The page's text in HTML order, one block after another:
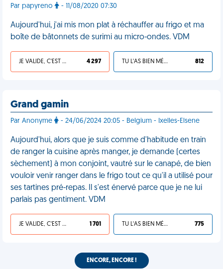
Par papyreno - 11/08/2020 07:30
Aujourd'hui, j'ai mis mon plat à réchauffer au frigo et ma
boîte de bâtonnets de surimi au micro-ondes. VDM
JE VALIDE, C'EST UNE VDM 4 297 TU L'AS BIEN MÉRITÉ 812
Grand gamin
Par Anonyme - 24/06/2024 20:05 - Belgium - Ixelles-Elsene
Aujourd'hui, alors que je suis comme d'habitude en train
de ranger la cuisine après manger, je demande (certes
sèchement) à mon conjoint, vautré sur le canapé, de bien
vouloir venir ranger dans le frigo tout ce qu'il a utilisé pour
ses tartines pré-repas. Il s'est énervé parce que je ne lui
parlais pas gentiment. VDM
JE VALIDE, C'EST UNE VDM 1 701 TU L'AS BIEN MÉRITÉ 775
ENCORE, ENCORE !